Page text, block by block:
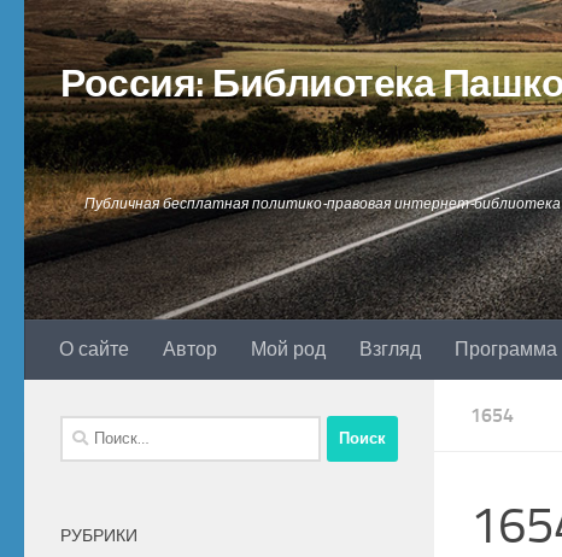
Перейти к содержимому
Россия: Библиотека
Публичная бесплатная политико-правовая интернет-
О сайте Автор Мой род Взгляд Программа
1654
Найти:
РУБРИКИ